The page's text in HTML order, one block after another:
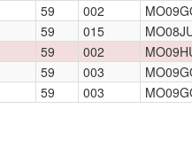
59 002
59 015
59 002
59 003
59 003